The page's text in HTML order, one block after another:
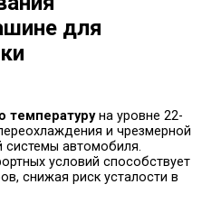
для
температуруна уровне 22-
и чрезмерной
системы автомобиля.
условий способствует
снижая риск усталости в